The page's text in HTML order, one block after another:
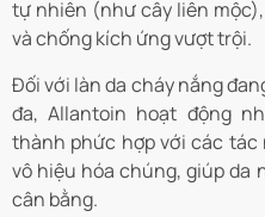
tự nhiên (như cây liên
và chống kích ứng vượt trội.
Đối với làn da cháy nắng
đa, Allantoin hoạt động
thành phức hợp với các tác
vô hiệu hóa chúng, giúp da
cân bằng.